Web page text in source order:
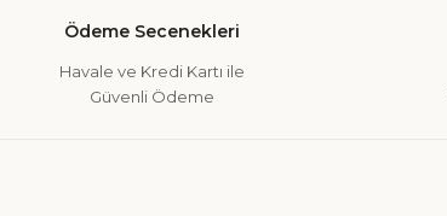
Ödeme Secenekleri
Havale ve Kredi Kartı ile
Güvenli Ödeme